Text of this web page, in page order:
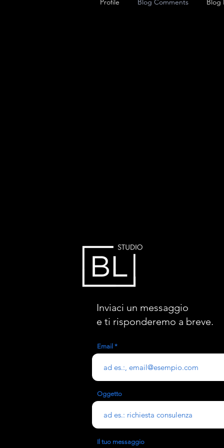
Profile Blog Comments Blog
Inviaci un messaggio
e ti risponderemo a breve.
Email
Oggetto
Il tuo messaggio